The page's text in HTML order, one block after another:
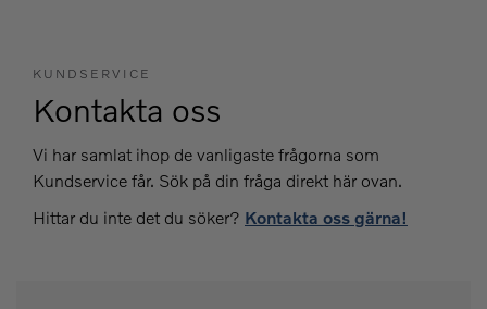
KUNDSERVICE
Kontakta oss
Vi har samlat ihop de vanligaste frågorna som
Kundservice får. Sök på din fråga direkt här ovan.
Hittar du inte det du söker? Kontakta oss gärna!